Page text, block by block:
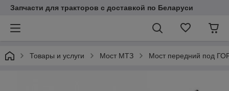
Запчасти для тракторов с доставкой по Беларуси
Товары и услуги Мост МТЗ Мост передний под